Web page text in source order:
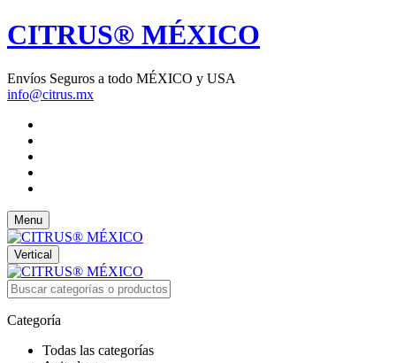
CITRUS® MÉXICO
Envíos Seguros a todo MÉXICO y USA
info@citrus.mx
Menu
Vertical
Categoría
Todas las categorías